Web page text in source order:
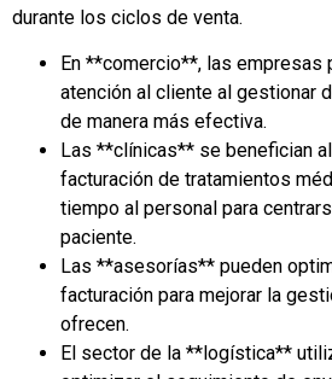
durante los ciclos de venta.
En **comercio**, las empresas
atención al cliente al gestionar
de manera más efectiva.
Las **clínicas** se benefician
facturación de tratamientos
tiempo al personal para
paciente.
Las **asesorías** pueden
facturación para mejorar la
ofrecen.
El sector de la **logística**